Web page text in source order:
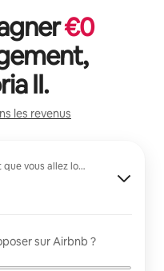
€0
II.
les revenus
vous allez louer ?
sur Airbnb ?